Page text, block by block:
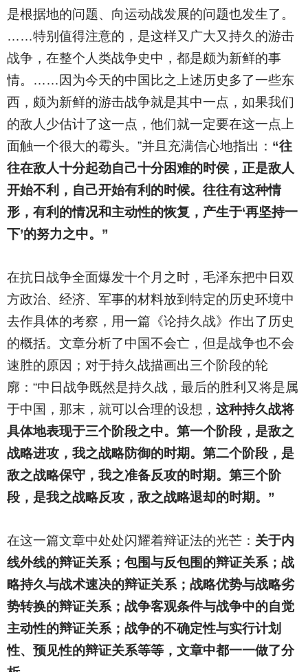
是根据地的问题、向运动战发展的问题也发生了。
……特别值得注意的，是这样又广大又持久的游击
战争，在整个人类战争史中，都是颇为新鲜的事
情。……因为今天的中国比之上述历史多了一些东
西，颇为新鲜的游击战争就是其中一点，如果我们
的敌人少估计了这一点，他们就一定要在这一点上
面触一个很大的霉头。”并且充满信心地指出： “往
往在敌人十分起劲自己十分困难的时侯，正是敌人
开始不利，自己开始有利的时候。往往有这种情
形，有利的情况和主动性的恢复，产生于‘再坚持一
下’的努力之中。”
在抗日战争全面爆发十个月之时，毛泽东把中日双
方政治、经济、军事的材料放到特定的历史环境中
去作具体的考察，用一篇《论持久战》作出了历史
的概括。文章分析了中国不会亡，但是战争也不会
速胜的原因；对于持久战描画出三个阶段的轮
廓：“中日战争既然是持久战，最后的胜利又将是属
于中国，那末，就可以合理的设想， 这种持久战将
具体地表现于三个阶段之中。第一个阶段，是敌之
战略进攻，我之战略防御的时期。第二个阶段，是
敌之战略保守，我之准备反攻的时期。第三个阶
段，是我之战略反攻，敌之战略退却的时期。”
在这一篇文章中处处闪耀着辩证法的光芒： 关于内
线外线的辩证关系；包围与反包围的辩证关系；战
略持久与战术速决的辩证关系；战略优势与战略劣
势转换的辩证关系；战争客观条件与战争中的自觉
主动性的辩证关系；战争的不确定性与实行计划
性、预见性的辩证关系等等，文章中都一一做了分